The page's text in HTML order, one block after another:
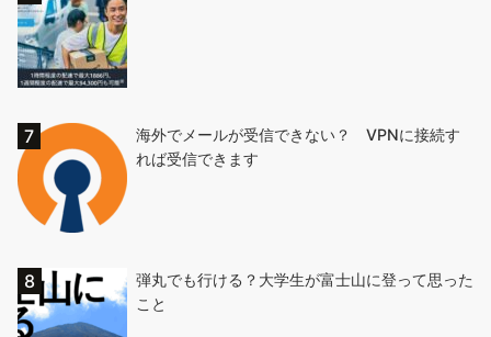
海外でメールが受信できない？ VPNに接続す
れば受信できます
弾丸でも行ける？大学生が富士山に登って思った
こと